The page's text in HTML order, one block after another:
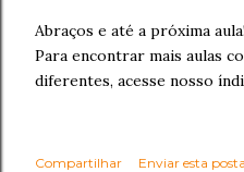
Abraços e até a próxima
Para encontrar mais aulas
diferentes, acesse nosso
Compartilhar Enviar esta